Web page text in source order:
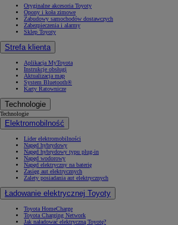
Oryginalne akcesoria Toyoty
Opony i koła zimowe
Zabudowy samochodów dostawczych
Zabezpieczenia i alarmy
Sklep Toyoty
Strefa klienta
Aplikacja MyToyota
Instrukcje obsługi
Aktualizacja map
System Bluetooth®
Karty Ratownicze
Technologie
Technologie
Elektromobilność
Lider elektromobilności
Napęd hybrydowy
Napęd hybrydowy typu plug-in
Napęd wodorowy
Napęd elektryczny na baterię
Zasięg aut elektrycznych
Zalety posiadania aut elektrycznych
Ładowanie elektrycznej Toyoty
Toyota HomeCharge
Toyota Charging Network
Jak naładować elektryczną Toyotę?